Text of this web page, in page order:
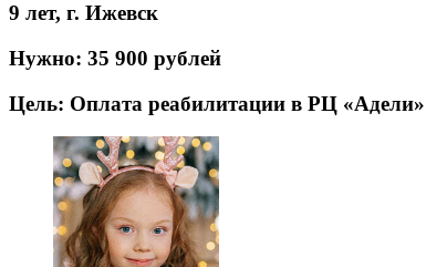
9 лет, г. Ижевск
Нужно: 35 900 рублей
Цель: Оплата реабилитации в РЦ «Адели»